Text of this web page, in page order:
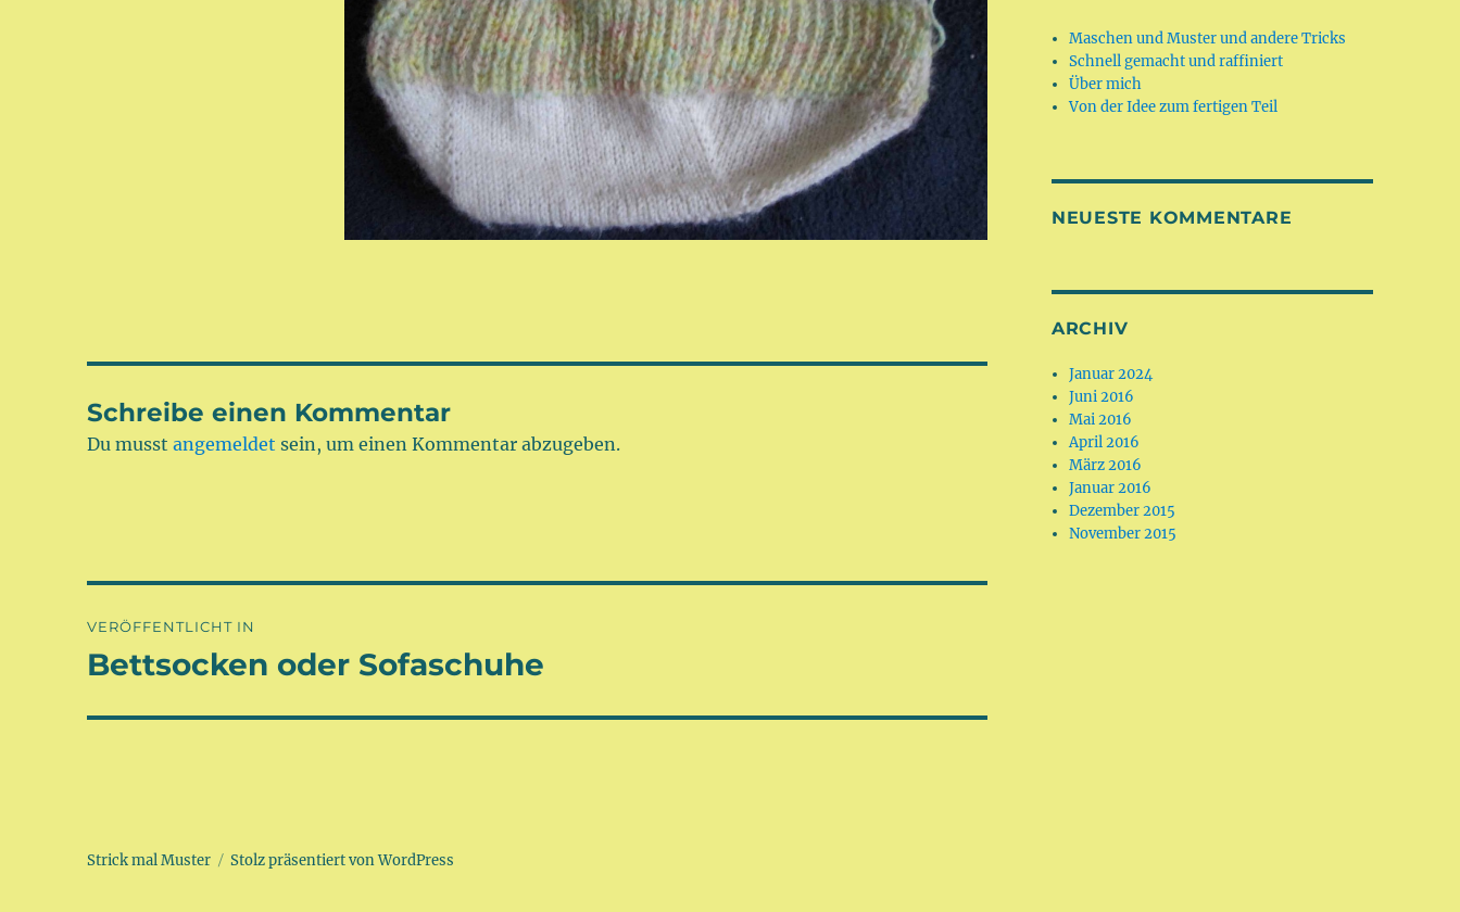
Schreibe einen Kommentar
Du musstangemeldet sein, um einen Kommentar abzugeben.
VERÖFFENTLICHT IN
Bettsocken oder Sofaschuhe
Maschen und Muster und andere Tricks
Schnell gemacht und raffiniert
Über mich
Von der Idee zum fertigen Teil
NEUESTE KOMMENTARE
ARCHIV
Januar 2024
Juni 2016
Mai 2016
April 2016
März 2016
Januar 2016
Dezember 2015
November 2015
Strick mal Muster Stolz präsentiert von WordPress